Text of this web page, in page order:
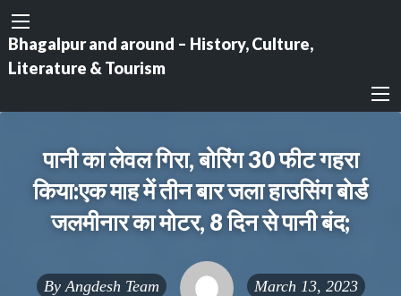
Bhagalpur and around – History, Culture,
Literature & Tourism
पानी का लेवल गिरा, बोरिंग 30 फीट गहरा
किया:एक माह में तीन बार जला हाउसिंग बाेर्ड
जलमीनार का मोटर, 8 दिन से पानी बंद;
By Angdesh Team March 13, 2023